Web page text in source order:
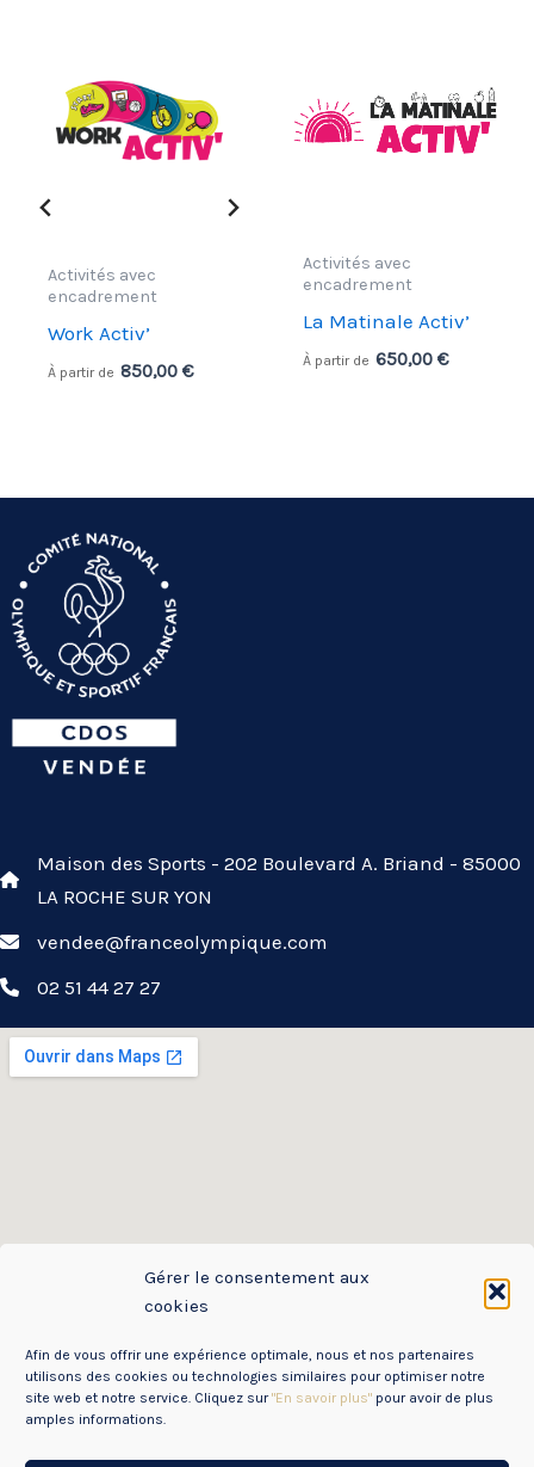
Gérer le consentement aux
cookies
Afin de vous offrir une expérience optimale, nous et nos partenaires
utilisons des cookies ou technologies similaires pour optimiser notre
site web et notre service. Cliquez sur"En savoir plus" pour avoir de plus
amples informations.
Activités avec
encadrement
Work Activ’
À partir de 850,00€
Activités avec
encadrement
La Matinale Activ’
À partir de 650,00€
Maison des Sports - 202 Boulevard A. Briand - 85000
LA ROCHE SUR YON
vendee@franceolympique.com
02 51 44 27 27